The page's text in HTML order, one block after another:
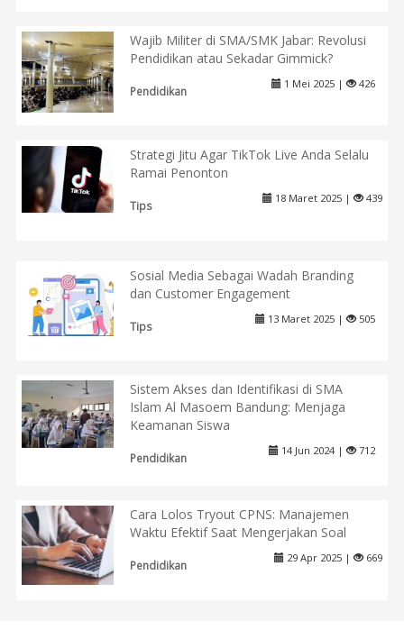
Wajib Militer di SMA/SMK Jabar: Revolusi
Pendidikan atau Sekadar Gimmick?
Pendidikan
1 Mei 2025 | 426
Strategi Jitu Agar TikTok Live Anda Selalu
Ramai Penonton
Tips
18 Maret 2025 | 439
Sosial Media Sebagai Wadah Branding
dan Customer Engagement
Tips
13 Maret 2025 | 505
Sistem Akses dan Identifikasi di SMA
Islam Al Masoem Bandung: Menjaga
Keamanan Siswa
Pendidikan
14 Jun 2024 | 712
Cara Lolos Tryout CPNS: Manajemen
Waktu Efektif Saat Mengerjakan Soal
Pendidikan
29 Apr 2025 | 669